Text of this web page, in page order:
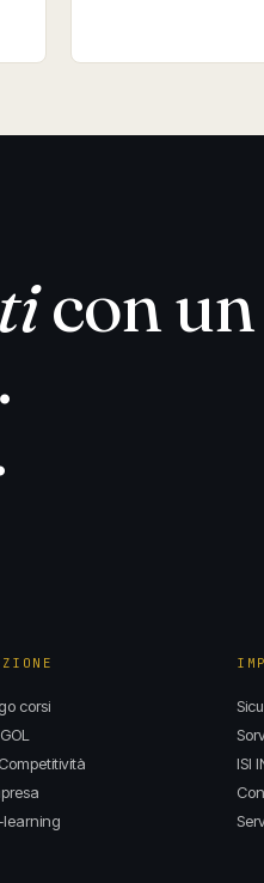
con un
corsi
learning
ISI